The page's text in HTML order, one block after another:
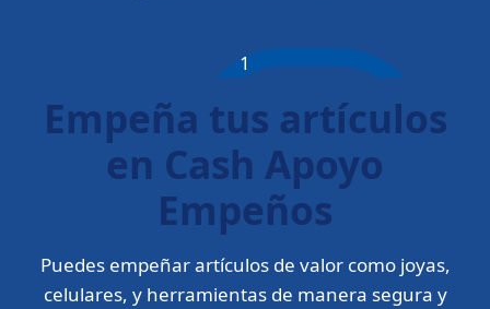
1
Empeña tus artículos
en Cash Apoyo
Empeños
Puedes empeñar artículos de valor como joyas,
celulares, y herramientas de manera segura y